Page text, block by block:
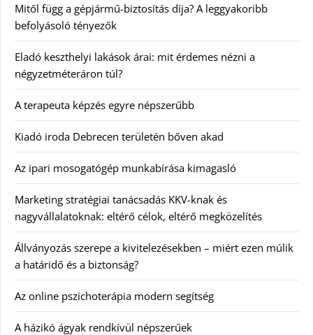
Mitől függ a gépjármű-biztosítás díja? A leggyakoribb
befolyásoló tényezők
Eladó keszthelyi lakások árai: mit érdemes nézni a
négyzetméteráron túl?
A terapeuta képzés egyre népszerűbb
Kiadó iroda Debrecen területén bőven akad
Az ipari mosogatógép munkabírása kimagasló
Marketing stratégiai tanácsadás KKV-knak és
nagyvállalatoknak: eltérő célok, eltérő megközelítés
Állványozás szerepe a kivitelezésekben – miért ezen múlik
a határidő és a biztonság?
Az online pszichoterápia modern segítség
A házikó ágyak rendkívül népszerűek